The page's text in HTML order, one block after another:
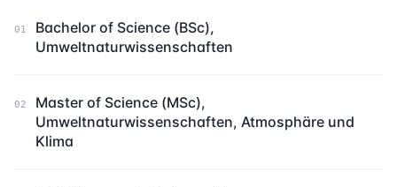
01
Bachelor of Science (BSc),
Umweltnaturwissenschaften
02
Master of Science (MSc),
Umweltnaturwissenschaften, Atmosphäre und
Klima